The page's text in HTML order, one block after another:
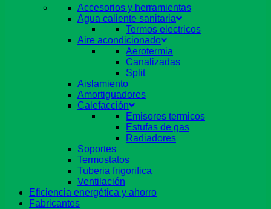
Accesorios y herramientas
Agua caliente sanitaria
Termos electricos
Aire acondicionado
Aerotermia
Canalizadas
Split
Aislamiento
Amortiguadores
Calefacción
Emisores termicos
Estufas de gas
Radiadores
Soportes
Termostatos
Tuberia frigorifica
Ventilación
Eficiencia energética y ahorro
Fabricantes